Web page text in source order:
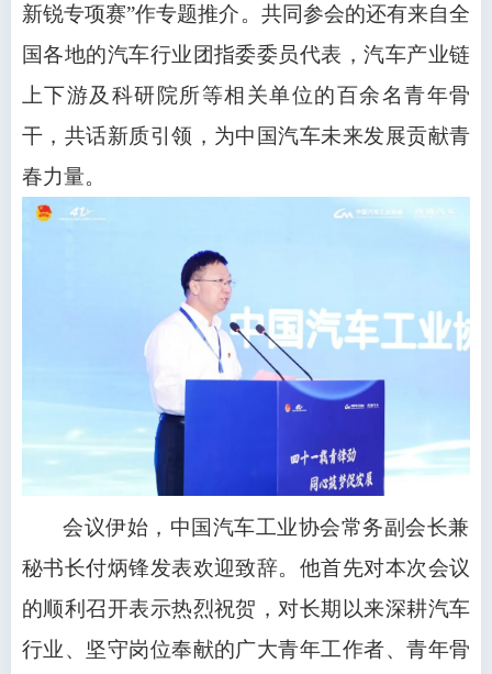
新锐专项赛”作专题推介。共同参会的还有来自全
国各地的汽车行业团指委委员代表，汽车产业链
上下游及科研院所等相关单位的百余名青年骨
干，共话新质引领，为中国汽车未来发展贡献青
春力量。
会议伊始，中国汽车工业协会常务副会长兼
秘书长付炳锋发表欢迎致辞。他首先对本次会议
的顺利召开表示热烈祝贺，对长期以来深耕汽车
行业、坚守岗位奉献的广大青年工作者、青年骨